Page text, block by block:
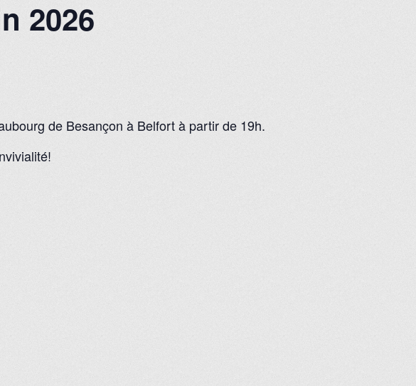
2026
de Besançon à Belfort à partir de 19h.